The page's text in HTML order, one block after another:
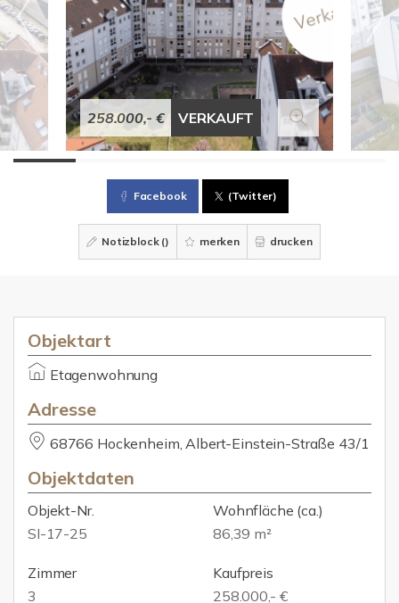
258.000,- € VERKAUFT
Facebook (Twitter)
Notizblock () merken drucken
Objektart
Etagenwohnung
Adresse
68766 Hockenheim, Albert-Einstein-Straße 43/1
Objektdaten
Objekt-Nr.
SI-17-25
Wohnfläche (ca.)
86,39 m²
Zimmer
3
Kaufpreis
258.000,- €